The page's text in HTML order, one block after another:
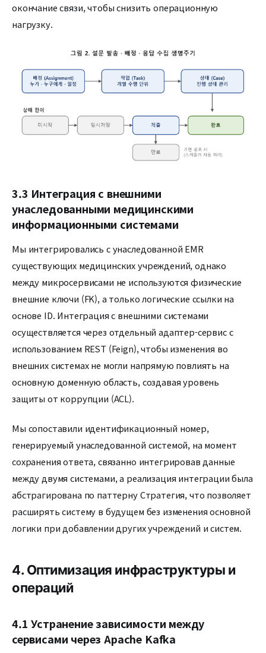
окончание связи, чтобы снизить операционную
нагрузку.
3.3 Интеграция с внешними
унаследованными медицинскими
информационными системами
Мы интегрировались с унаследованной EMR
существующих медицинских учреждений, однако
между микросервисами не используются физические
внешние ключи (FK), а только логические ссылки на
основе ID. Интеграция с внешними системами
осуществляется через отдельный адаптер-сервис с
использованием REST (Feign), чтобы изменения во
внешних системах не могли напрямую повлиять на
основную доменную область, создавая уровень
защиты от коррупции (ACL).
Мы сопоставили идентификационный номер,
генерируемый унаследованной системой, на момент
сохранения ответа, связанно интегрировав данные
между двумя системами, а реализация интеграции была
абстрагирована по паттерну Стратегия, что позволяет
расширять систему в будущем без изменения основной
логики при добавлении других учреждений и систем.
4. Оптимизация инфраструктуры и
операций
4.1 Устранение зависимости между
сервисами через Apache Kafka